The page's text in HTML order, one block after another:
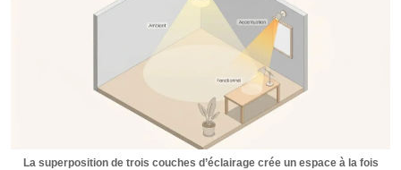
La superposition de trois couches d’éclairage crée un espace à la fois